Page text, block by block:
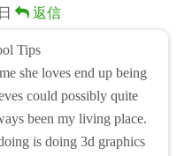
返信
Tips
she loves end up being
could possibly quite
been my living place.
is doing 3d graphics